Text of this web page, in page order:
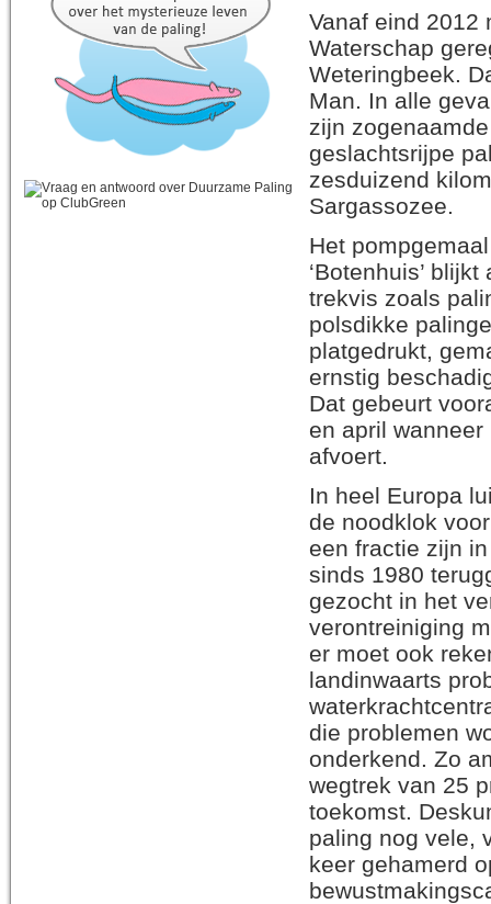
Vanaf eind 2012
Waterschap
Weteringbeek.
Man. In alle
zijn
geslachtsrijpe
zesduizend
Sargassozee.
Het
‘Botenhuis’
trekvis zoals
polsdikke
platgedrukt,
ernstig
Dat gebeurt
en april
afvoert.
In heel Europa
de noodklok
een fractie zijn
sinds 1980
gezocht in het
verontreiniging
er moet ook
landinwaarts
die problemen
onderkend. Zo
wegtrek van 25
toekomst.
paling nog vele,
keer gehamerd